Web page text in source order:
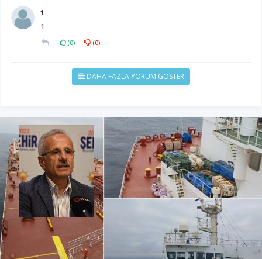
1
1
(0) (0)
DAHA FAZLA YORUM GÖSTER